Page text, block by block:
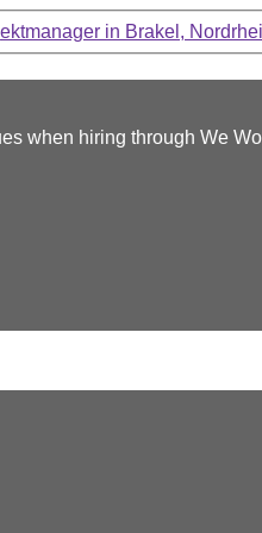
in Brakel,
when hiring through We